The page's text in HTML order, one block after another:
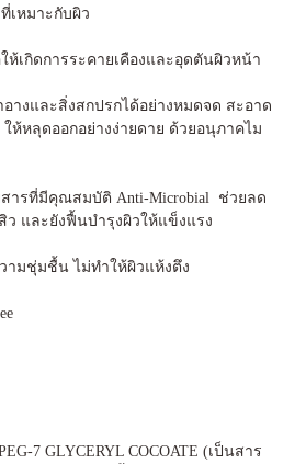
เหมาะกับผิว
การระคายเคืองและอุดตันผิวหน้า
ะสิ่งสกปรกได้อย่างหมดจด สะอาด
ห้หลุดออกอย่างง่ายดาย ด้วยอนุภาคไม
คุณสมบัติ Anti-Microbial ช่วยลด
ว และยังฟื้นบำรุงผิวให้แข็งแรง
ชื้น ไม่ทำให้ผิวแห้งตึง
7 GLYCERYL COCOATE (เป็นสาร